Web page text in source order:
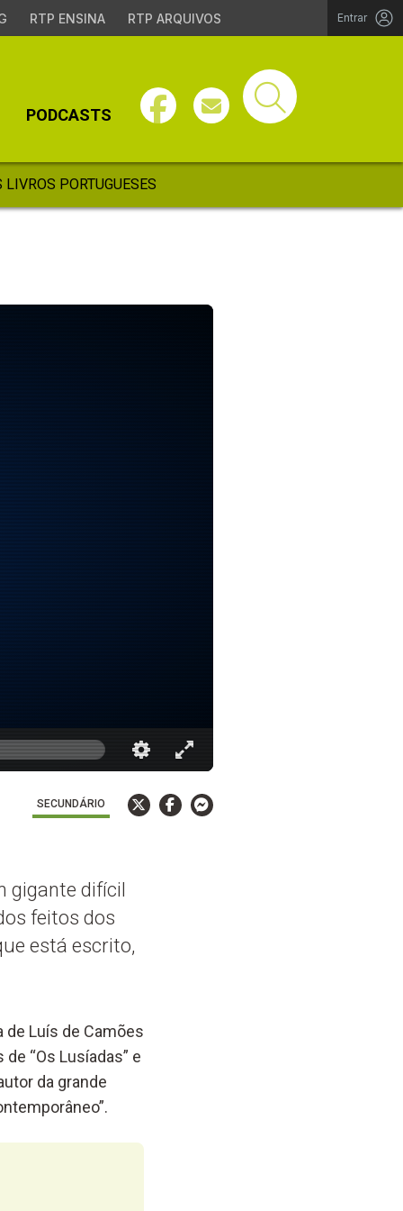
RTP ENSINA RTP ARQUIVOS Entrar
PODCASTS
LIVROS PORTUGUESES
SECUNDÁRIO
gigante difícil
feitos dos
está escrito,
de Luís de Camões
“Os Lusíadas” e
da grande